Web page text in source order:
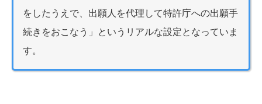
をしたうえで、出願人を代理して特許庁への出願手
続きをおこなう」というリアルな設定となっていま
す。